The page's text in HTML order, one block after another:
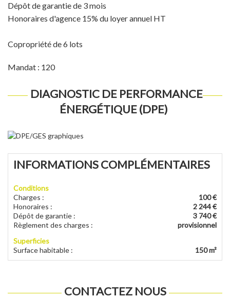
Dépôt de garantie de 3 mois
Honoraires d'agence 15% du loyer annuel HT
Copropriété de 6 lots
Mandat : 120
DIAGNOSTIC DE PERFORMANCE
ÉNERGÉTIQUE (DPE)
INFORMATIONS COMPLÉMENTAIRES
Conditions
Charges :
100 €
Honoraires :
2 244 €
Dépôt de garantie :
3 740 €
Règlement des charges :
provisionnel
Superficies
Surface habitable : 150 m²
CONTACTEZ NOUS